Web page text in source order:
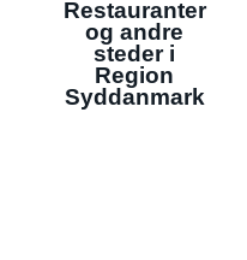
Restauranter
og andre
steder i
Region
Syddanmark